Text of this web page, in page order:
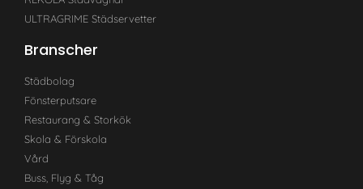
ULTRAGRIME Städservetter
Branscher
Städbolag
Fönsterputsare
Restaurang & Storkök
Skola & Förskola
Vård
Buss, Flyg & Tåg